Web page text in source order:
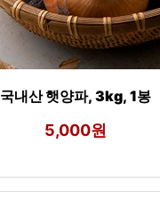
국내산 햇양파, 3kg, 1봉
5,000원